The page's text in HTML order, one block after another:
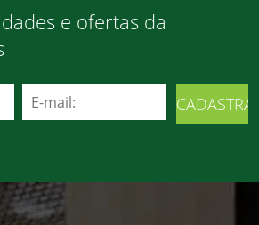
e ofertas da